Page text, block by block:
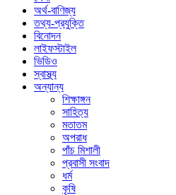
অর্থ-বাণিজ্য
তথ্য-প্রযুক্তি
বিনোদন
লাইফস্টাইল
ভিডিও
স্বাস্থ্য
অন্যান্য
শিক্ষাঙ্গন
সাহিত্য
মতাতম
অপরাধ
পাঁচ মিশালী
প্রবাসী সংবাদ
ধর্ম
কৃষি